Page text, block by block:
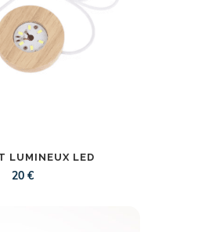
LUMINEUX LED
20 €